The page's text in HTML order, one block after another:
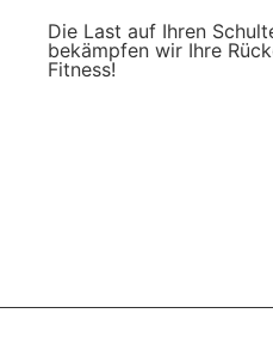
Die Last auf Ihren
bekämpfen wir Ihre
Fitness!